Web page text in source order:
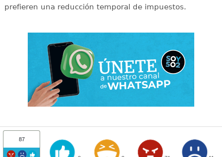
prefieren una reducción temporal de impuestos.
87